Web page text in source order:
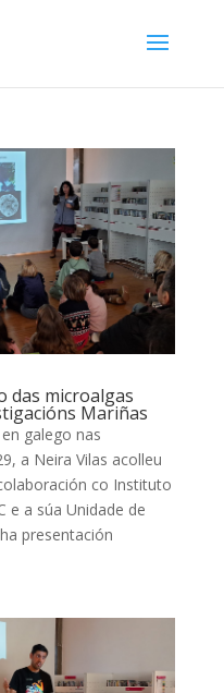
das microalgas
Mariñas
galego nas
a Neira Vilas acolleu
co Instituto
e a súa Unidade de
presentación